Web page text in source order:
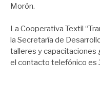
Morón.
La Cooperativa Textil
la Secretaría de
talleres y
el contacto telefónico